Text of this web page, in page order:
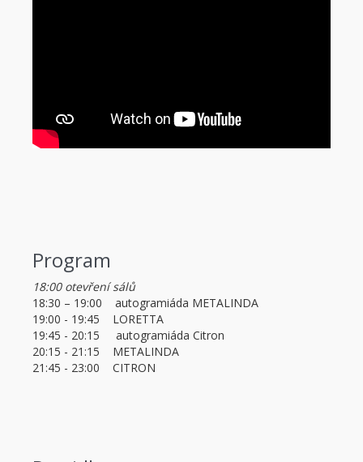
Program
18:00 otevření sálů
18:30 – 19:00 autogramiáda METALINDA
19:00 - 19:45 LORETTA
19:45 - 20:15 autogramiáda Citron
20:15 - 21:15 METALINDA
21:45 - 23:00 CITRON